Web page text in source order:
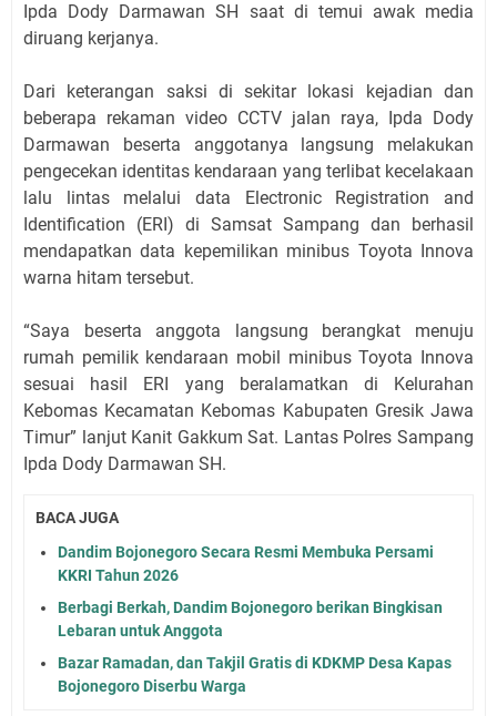
Ipda Dody Darmawan SH saat di temui awak media
diruang kerjanya.
Dari keterangan saksi di sekitar lokasi kejadian dan
beberapa rekaman video CCTV jalan raya, Ipda Dody
Darmawan beserta anggotanya langsung melakukan
pengecekan identitas kendaraan yang terlibat kecelakaan
lalu lintas melalui data Electronic Registration and
Identification (ERI) di Samsat Sampang dan berhasil
mendapatkan data kepemilikan minibus Toyota Innova
warna hitam tersebut.
“Saya beserta anggota langsung berangkat menuju
rumah pemilik kendaraan mobil minibus Toyota Innova
sesuai hasil ERI yang beralamatkan di Kelurahan
Kebomas Kecamatan Kebomas Kabupaten Gresik Jawa
Timur” lanjut Kanit Gakkum Sat. Lantas Polres Sampang
Ipda Dody Darmawan SH.
BACA JUGA
Dandim Bojonegoro Secara Resmi Membuka Persami
KKRI Tahun 2026
Berbagi Berkah, Dandim Bojonegoro berikan Bingkisan
Lebaran untuk Anggota
Bazar Ramadan, dan Takjil Gratis di KDKMP Desa Kapas
Bojonegoro Diserbu Warga